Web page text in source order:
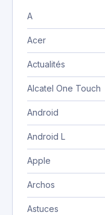
A
Acer
Actualités
Alcatel One Touch
Android
Android L
Apple
Archos
Astuces